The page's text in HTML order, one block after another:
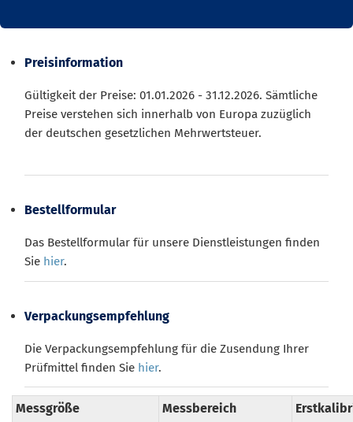
Preisinformation
Gültigkeit der Preise: 01.01.2026 - 31.12.2026. Sämtliche
Preise verstehen sich innerhalb von Europa zuzüglich
der deutschen gesetzlichen Mehrwertsteuer.
Bestellformular
Das Bestellformular für unsere Dienstleistungen finden
Sie hier.
Verpackungsempfehlung
Die Verpackungsempfehlung für die Zusendung Ihrer
Prüfmittel finden Sie hier.
Messgröße Messbereich